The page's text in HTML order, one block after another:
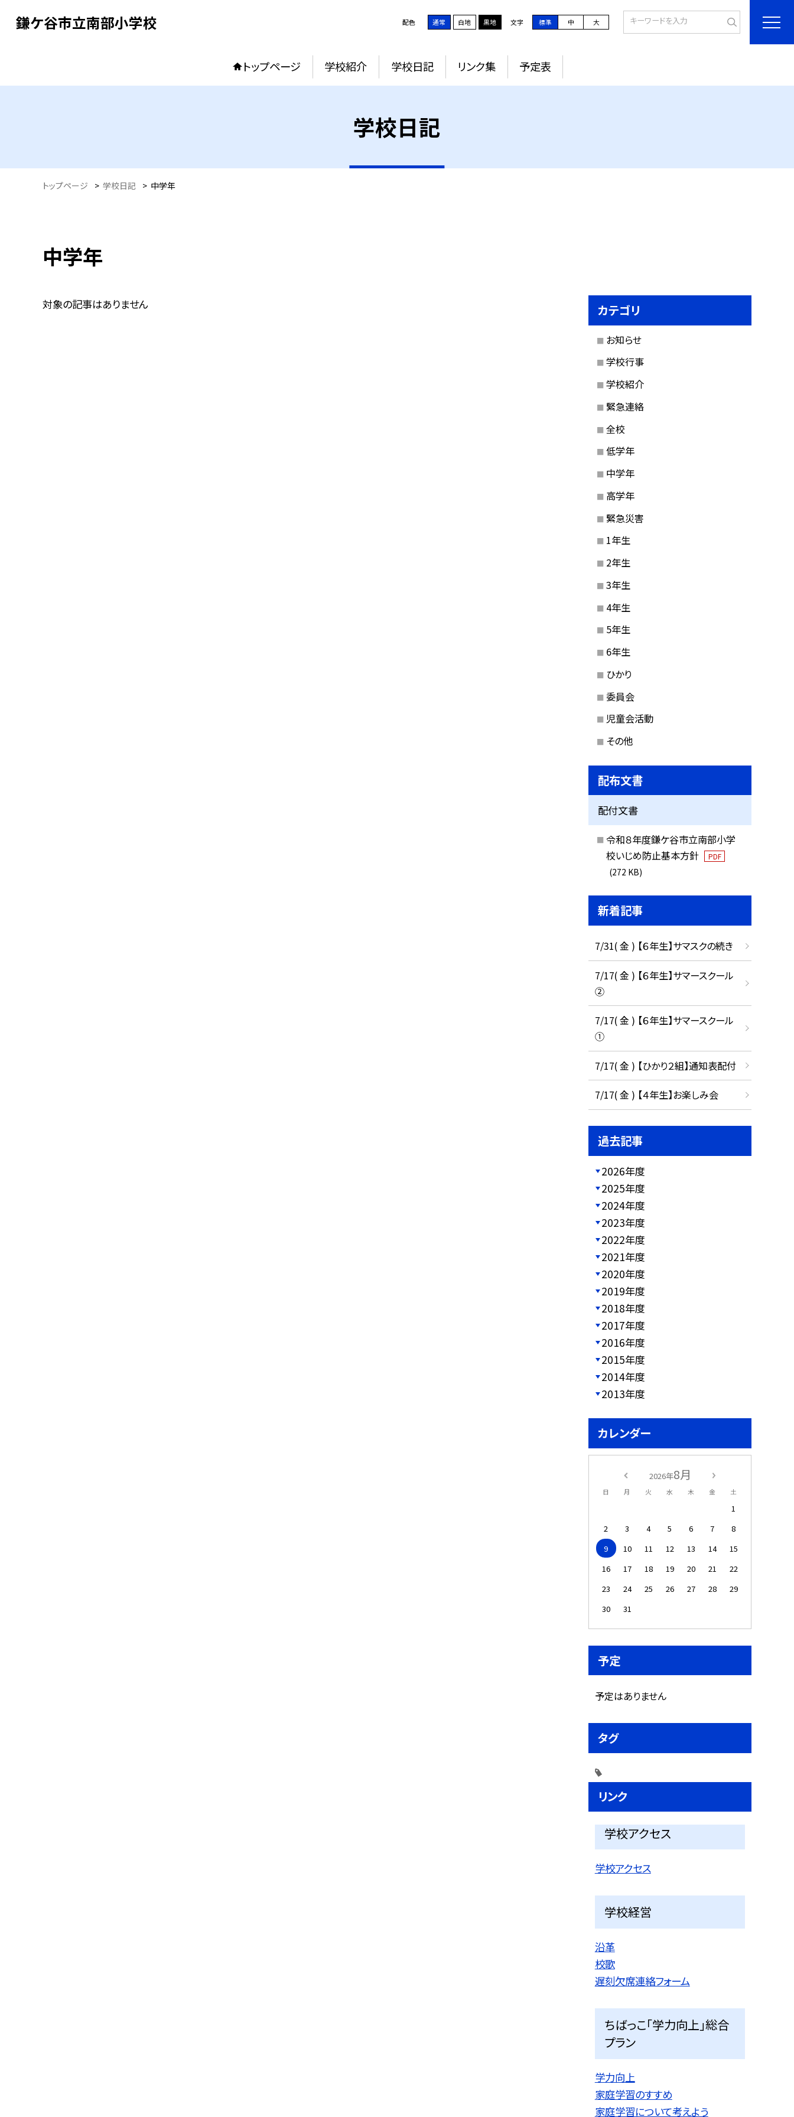
鎌ケ谷市立南部小学校 配色 通常 白地 黒地 文字 標準 中 大
トップページ 学校紹介 学校日記 リンク集 予定表
学校日記
トップページ > 学校日記 > 中学年
中学年
対象の記事はありません カテゴリ
お知らせ
学校行事
学校紹介
緊急連絡
全校
低学年
中学年
高学年
緊急災害
1年生
2年生
3年生
4年生
5年生
6年生
ひかり
委員会
児童会活動
その他
配布文書
配付文書
令和８年度鎌ケ谷市立南部小学
校いじめ防止基本方針
PDF
(272 KB)
新着記事
7/31( 金 ) 【６年生】サマスクの続き
7/17( 金 ) 【６年生】サマースクール
②
7/17( 金 ) 【６年生】サマースクール
①
7/17( 金 ) 【ひかり２組】通知表配付
7/17( 金 ) 【４年生】お楽しみ会
過去記事
2026年度
2025年度
2024年度
2023年度
2022年度
2021年度
2020年度
2019年度
2018年度
2017年度
2016年度
2015年度
2014年度
2013年度
カレンダー
2026年8月
日 月 火 水 木 金 土
1
2
3 4 5 6 7
8
9
10 11 12 13 14
15
16
17 18 19 20 21
22
23
24 25 26 27 28
29
30
31
予定
予定はありません
タグ
リンク
学校アクセス
学校アクセス
学校経営
沿革
校歌
遅刻欠席連絡フォーム
ちばっこ「学力向上」総合
プラン
学力向上
家庭学習のすすめ
家庭学習について考えよう